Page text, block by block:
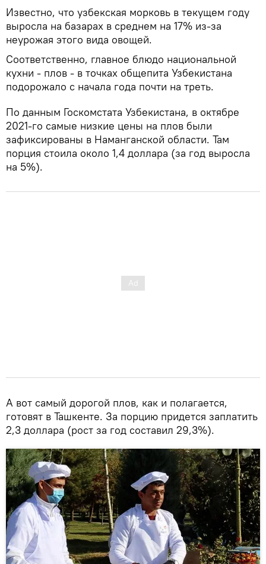
Известно, что узбекская морковь в текущем году
выросла на базарах в среднем на 17% из-за
неурожая этого вида овощей.
Соответственно, главное блюдо национальной
кухни - плов - в точках общепита Узбекистана
подорожало с начала года почти на треть.
По данным Госкомстата Узбекистана, в октябре
2021-го самые низкие цены на плов были
зафиксированы в Наманганской области. Там
порция стоила около 1,4 доллара (за год выросла
на 5%).
А вот самый дорогой плов, как и полагается,
готовят в Ташкенте. За порцию придется заплатить
2,3 доллара (рост за год составил 29,3%).